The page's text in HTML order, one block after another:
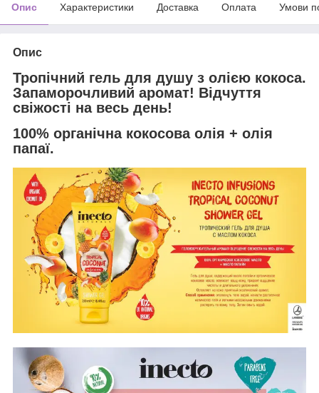
Опис Характеристики Доставка Оплата Умови
Опис
Тропічний гель для душу з олією кокоса.
Запаморочливий аромат! Відчуття
свіжості на весь день!
100% органічна кокосова олія + олія
папаї.